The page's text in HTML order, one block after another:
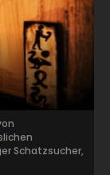
Schatzsucher,